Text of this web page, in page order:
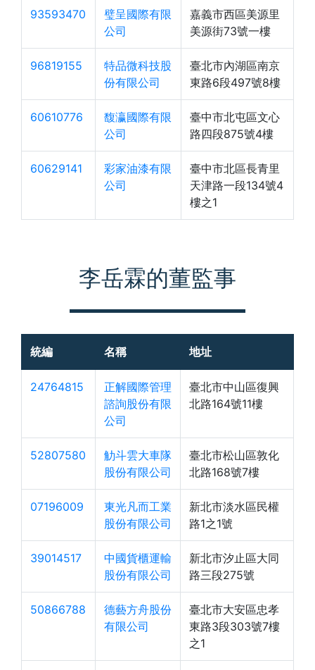
93593470
璧呈國際有限
公司
嘉義市西區美源里
美源街73號一樓
96819155
特品微科技股
份有限公司
臺北市內湖區南京
東路6段497號8樓
60610776
馥瀛國際有限
公司
臺中市北屯區文心
路四段875號4樓
60629141
彩家油漆有限
公司
臺中市北區長青里
天津路一段134號4
樓之1
李岳霖的董監事
統編 名稱 地址
24764815
正解國際管理
諮詢股份有限
公司
臺北市中山區復興
北路164號11樓
52807580
觔斗雲大車隊
股份有限公司
臺北市松山區敦化
北路168號7樓
07196009
東光凡而工業
股份有限公司
新北市淡水區民權
路1之1號
39014517
中國貨櫃運輸
股份有限公司
新北市汐止區大同
路三段275號
50866788
德藝方舟股份
有限公司
臺北市大安區忠孝
東路3段303號7樓
之1